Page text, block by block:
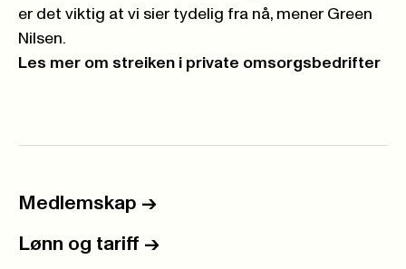
er det viktig at vi sier tydelig fra nå, mener Green
Nilsen.
Les mer om streiken i private omsorgsbedrifter
Medlemskap ->
Lønn og tariff ->